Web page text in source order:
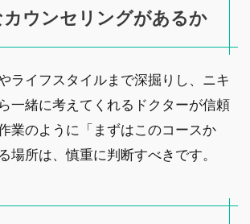
カウンセリングがあるか
ライフスタイルまで深掘りし、ニキ
一緒に考えてくれるドクターが信頼
業のように「まずはこのコースか
場所は、慎重に判断すべきです。